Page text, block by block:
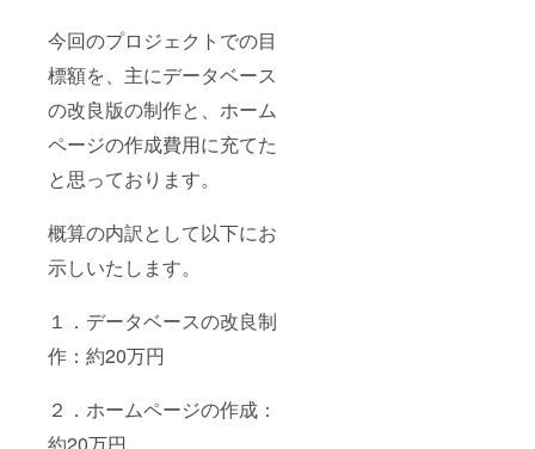
今回のプロジェクトでの目
標額を、主にデータベース
の改良版の制作と、ホーム
ページの作成費用に充てた
と思っております。
概算の内訳として以下にお
示しいたします。
１．データベースの改良制
作：約20万円
２．ホームページの作成：
約20万円